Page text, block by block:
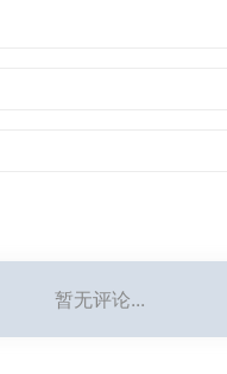
暂无评论...